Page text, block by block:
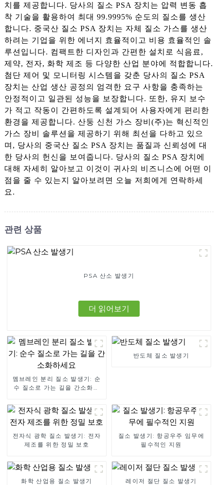
치를 제공합니다. 당사의 질소 PSA 장치는 압력 변동 흡
착 기술을 활용하여 최대 99.9995% 순도의 질소를 생산
합니다. 중국산 질소 PSA 장치는 자체 질소 가스를 생산
하려는 기업을 위한 에너지 효율적이고 비용 효율적인 솔
루션입니다. 컴팩트한 디자인과 간편한 설치로 식음료,
제약, 전자, 화학 제조 등 다양한 산업 분야에 적합합니다.
첨단 제어 및 모니터링 시스템을 갖춘 당사의 질소 PSA
장치는 산업 생산 공정의 엄격한 요구 사항을 충족하는
안정적이고 일관된 성능을 보장합니다. 또한, 유지 보수
가 적고 작동이 간편하도록 설계되어 사용자에게 편리한
환경을 제공합니다. 산둥 신천 가스 장비(주)는 혁신적인
가스 장비 솔루션을 제공하기 위해 최선을 다하고 있으
며, 당사의 중국산 질소 PSA 장치는 품질과 신뢰성에 대
한 당사의 헌신을 보여줍니다. 당사의 질소 PSA 장치에
대해 자세히 알아보고 이것이 귀사의 비즈니스에 어떤 이
점을 줄 수 있는지 알아보려면 오늘 저희에게 연락하세
요.
관련 상품
PSA 산소 발생기
더 읽어보기
멤브레인 분리 질소 발생기: 순
수 질소로 가는 길을 간소화하
반도체 질소 발생기
전자식 광학 질소 발생기: 전자
제조를 위한 정밀 보호
질소 발생기: 항공우주 임무에
필수적인 지원
화학 산업용 질소 발생기 레이저 절단 질소 발생기